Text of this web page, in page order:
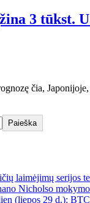
3 tūkst.
čia,
Paieška
laimėjimų serijos
Nicholso
(liepos 29 d.):